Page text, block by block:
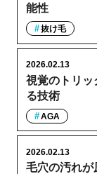
能性
抜け毛
視覚のトリッ
る技術
2026.02.13
AGA
毛穴の汚れが
2026.02.13